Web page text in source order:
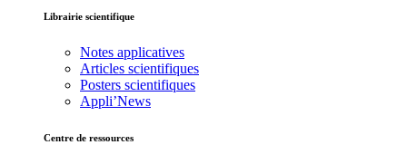
Librairie scientifique
Notes applicatives
Articles scientifiques
Posters scientifiques
Appli’News
Centre de ressources